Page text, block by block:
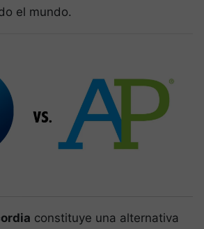
el mundo.
constituye una alternativa